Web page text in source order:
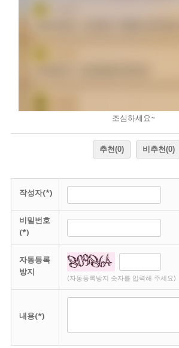
조심하세요~
추천(0) 비추천(0)
작성자(*)
비밀번호
(*)
자동등록
방지
(자동등록방지 숫자를 입력해 주세요)
내용(*)